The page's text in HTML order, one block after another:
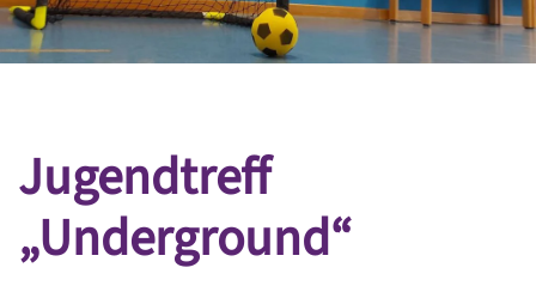
Jugendtreff
„Underground“